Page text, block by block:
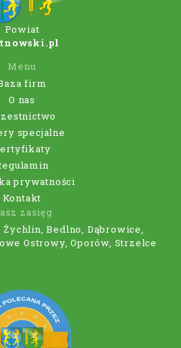
Powiat
Menu
firm
O nas
specjalne
prywatności
Kontakt
zasięg
Bedlno, Dąbrowice,
Ostrowy, Oporów, Strzelce